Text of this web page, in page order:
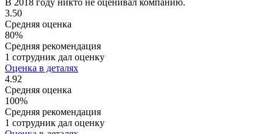
3.50
Средняя оценка
80%
Средняя рекомендация
1 сотрудник дал оценку
Оценка в деталях
4.92
Средняя оценка
100%
Средняя рекомендация
1 сотрудник дал оценку